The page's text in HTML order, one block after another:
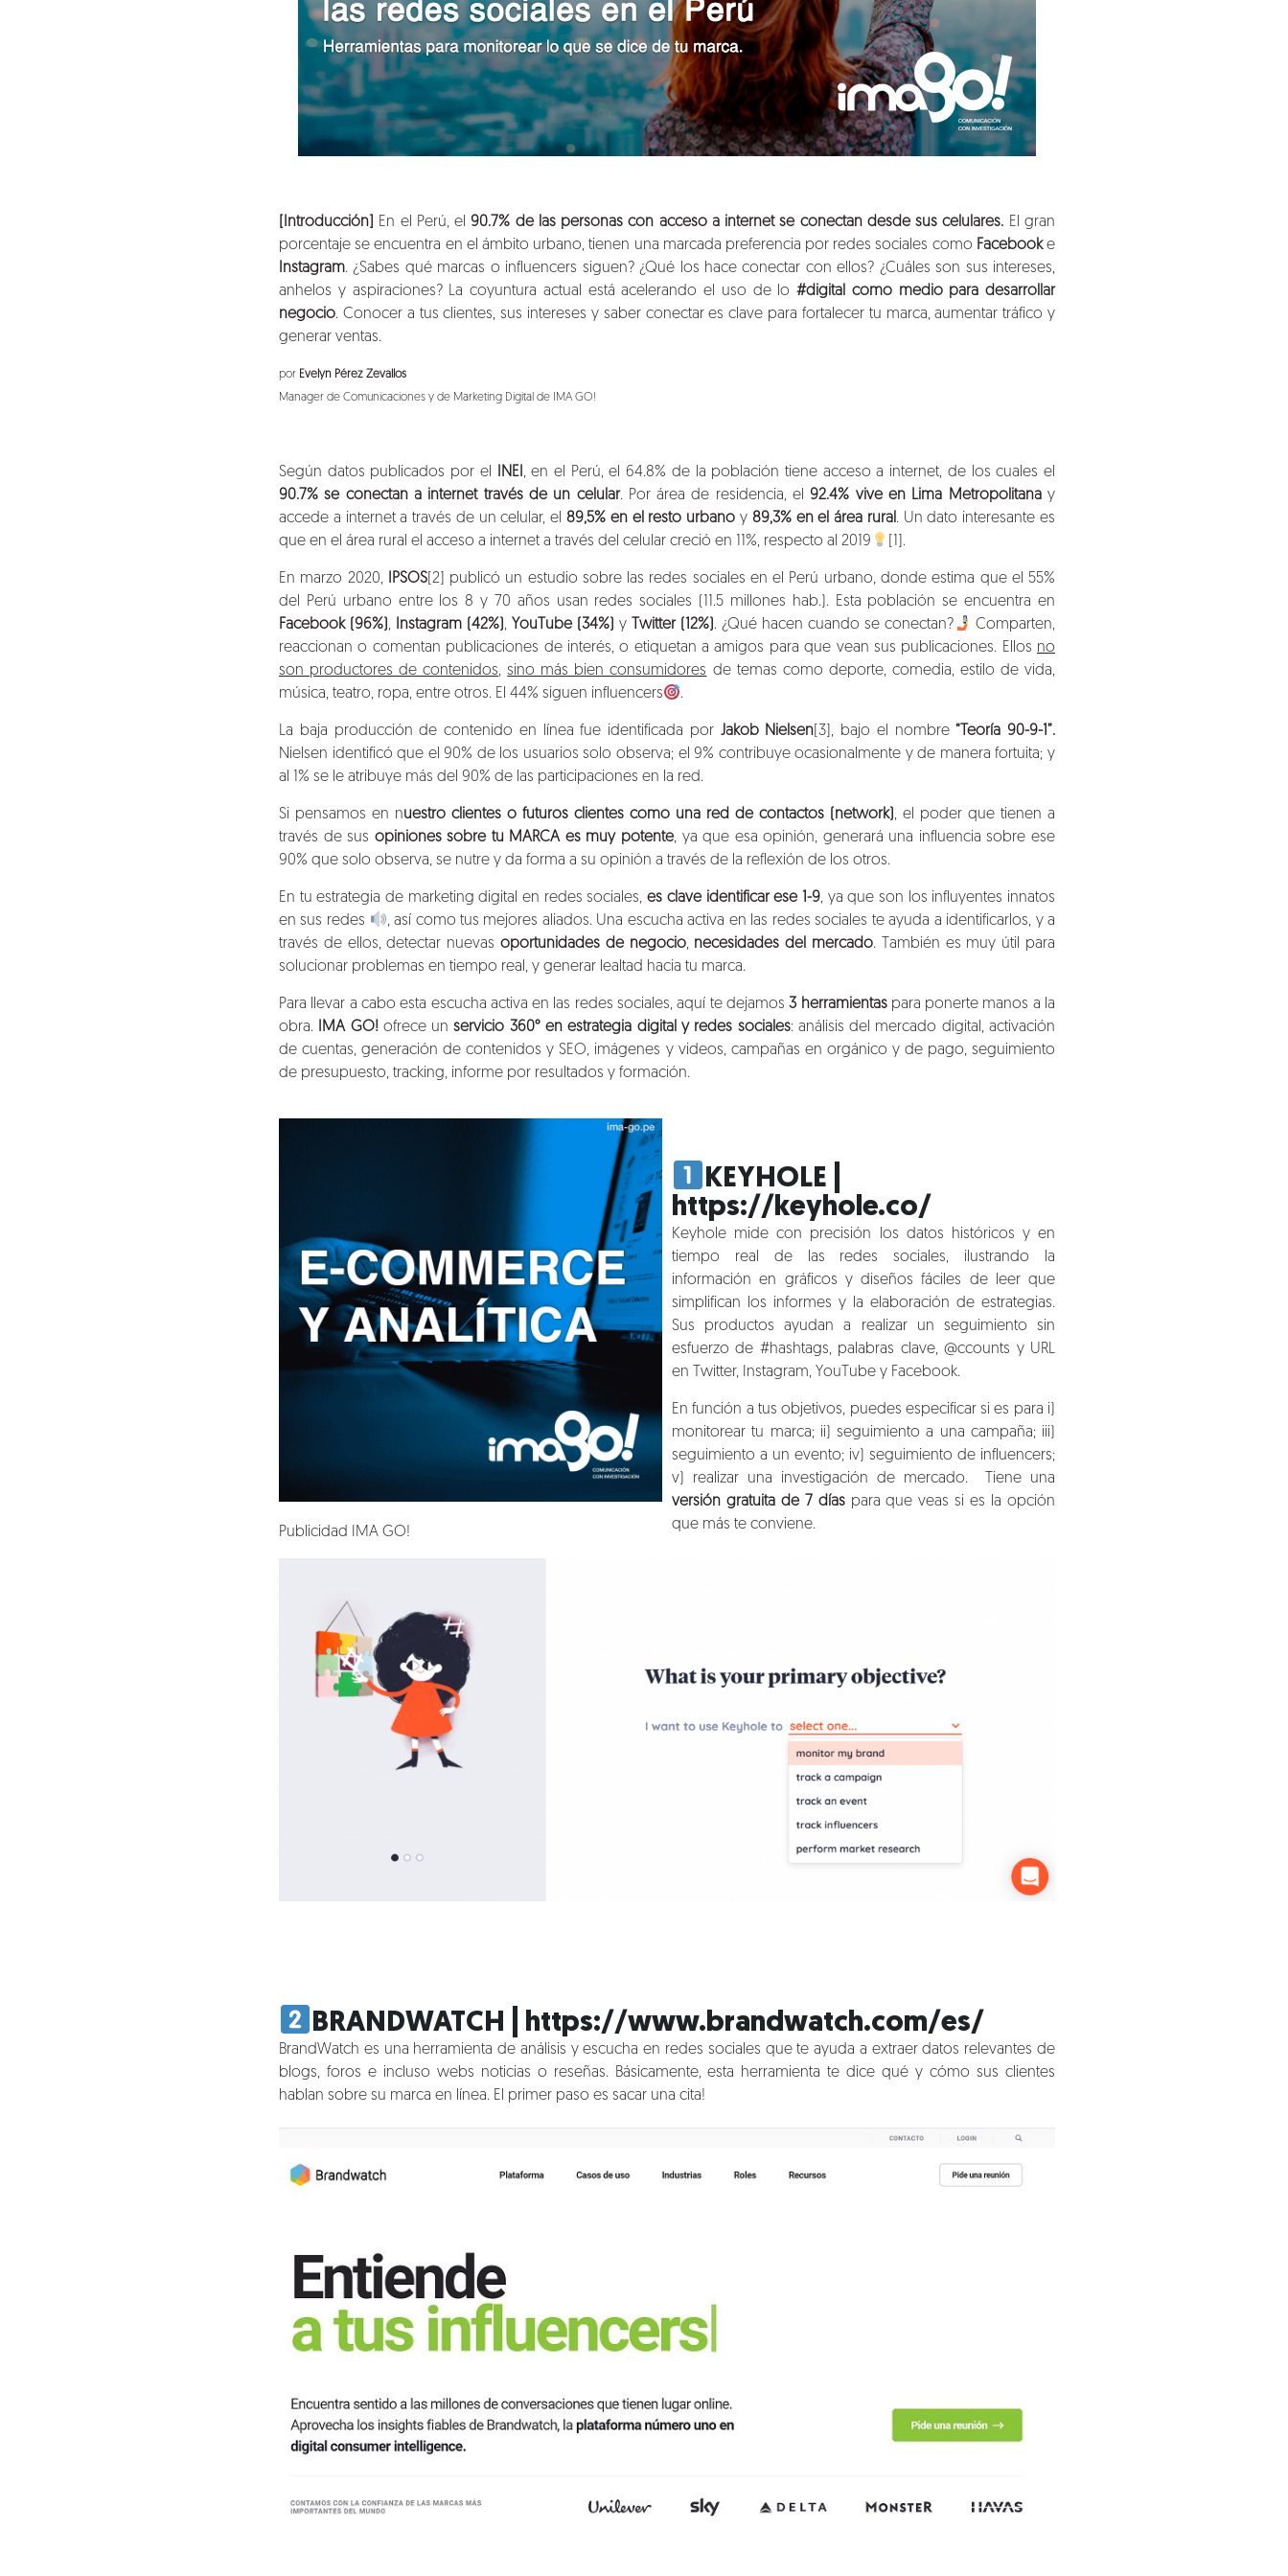
[Introducción] En el Perú, el 90.7% de las personas con acceso a internet se conectan desde sus celulares. El gran
porcentaje se encuentra en el ámbito urbano, tienen una marcada preferencia por redes sociales como Facebooke
Instagram. ¿Sabes qué marcas o influencers siguen? ¿Qué los hace conectar con ellos? ¿Cuáles son sus intereses,
anhelos y aspiraciones? La coyuntura actual está acelerando el uso de lo #digital como medio para desarrollar
negocio. Conocer a tus clientes, sus intereses y saber conectar es clave para fortalecer tu marca, aumentar tráfico y
generar ventas.
por Evelyn Pérez Zevallos
Manager de Comunicaciones y de Marketing Digital de IMA GO!
Según datos publicados por el INEI , en el Perú, el 64.8% de la población tiene acceso a internet, de los cuales el
90.7% se conectan a internet través de un celular. Por área de residencia, el 92.4% vive en Lima Metropolitanay
accede a internet a través de un celular, el89,5% en el resto urbano y 89,3% en el área rural . Un dato interesante es
que en el área rural el acceso a internet a través del celular creció en 11%, respecto al 2019
.
En marzo 2020, IPSOS[2] publicó un estudio sobre las redes sociales en el Perú urbano, donde estima que el 55%
del Perú urbano entre los 8 y 70 años usan redes sociales (11.5 millones hab.). Esta población se encuentra en
Facebook (96%) , Instagram (42%) , YouTube (34%) y Twitter (12%) . ¿Qué hacen cuando se conectan?
Comparten,
reaccionan o comentan publicaciones de interés, o etiquetan a amigos para que vean sus publicaciones. Ellos no
son productores de contenidos,sino más bien consumidores de temas como deporte, comedia, estilo de vida,
música, teatro, ropa, entre otros. El 44% siguen influencers
.
La baja producción de contenido en línea fue identificada por Jakob Nielsen [3] , bajo el nombre“Teoría 90-9-1”.
Nielsen identificó que el 90% de los usuarios solo observa; el 9% contribuye ocasionalmente y de manera fortuita; y
al 1% se le atribuye más del 90% de las participaciones en la red.
Si pensamos en nuestro clientes o futuros clientes como una red de contactos (network) , el poder que tienen a
través de sus opiniones sobre tu MARCA es muy potente, ya que esa opinión, generará una influencia sobre ese
90% que solo observa, se nutre y da forma a su opinión a través de la reflexión de los otros.
En tu estrategia de marketing digital en redes sociales,es clave identificar ese 1-9, ya que son los influyentes innatos
en sus redes
, así como tus mejores aliados. Una escucha activa en las redes sociales te ayuda a identificarlos, y a
través de ellos, detectar nuevas oportunidades de negocio, necesidades del mercado. También es muy útil para
solucionar problemas en tiempo real, y generar lealtad hacia tu marca.
Para llevar a cabo esta escucha activa en las redes sociales, aquí te dejamos3 herramientaspara ponerte manos a la
obra.
IMA GO! ofrece unservicio 360° en estrategia digital y redes sociales: análisis del mercado digital, activación
de cuentas, generación de contenidos y SEO, imágenes y videos, campañas en orgánico y de pago, seguimiento
de presupuesto, tracking, informe por resultados y formación.
Publicidad IMA GO!
KEYHOLE
https://keyhole.co/
Keyhole mide con precisión los datos históricos y en
tiempo real de las redes sociales, ilustrando la
información en gráficos y diseños fáciles de leer que
simplifican los informes y la elaboración de estrategias.
Sus productos ayudan a realizar un seguimiento sin
esfuerzo de #hashtags, palabras clave, @ccounts y URL
en Twitter, Instagram, YouTube y Facebook.
En función a tus objetivos, puedes especificar si es para i)
monitorear tu marca; ii) seguimiento a una campaña; iii)
seguimiento a un evento; iv) seguimiento de influencers;
v) realizar una investigación de mercado. Tiene una
versión gratuita de 7 díaspara que veas si es la opción
que más te conviene.
BRANDWATCH | https://www.brandwatch.com/es/
BrandWatch es una herramienta de análisis y escucha en redes sociales que te ayuda a extraer datos relevantes de
blogs, foros e incluso webs noticias o reseñas. Básicamente, esta herramienta te dice qué y cómo sus clientes
hablan sobre su marca en línea. El primer paso es sacar una cita!